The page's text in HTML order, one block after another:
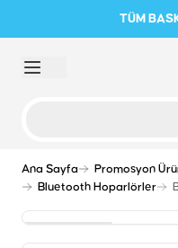
TÜM
Ana Sayfa Promosyon
Bluetooth Hoparlörler